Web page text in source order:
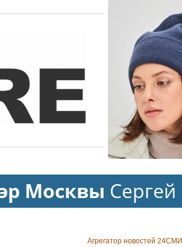
Москвы
Агрегатор новостей 24СМИ